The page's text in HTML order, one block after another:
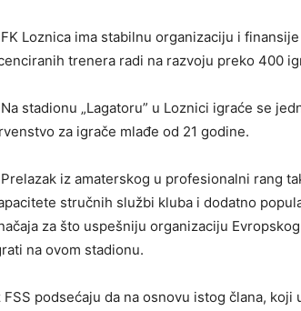
Loznica ima stabilnu organizaciju i
trenera radi na razvoju preko 400
stadionu „Lagatoru” u Loznici igraće se
za igrače mlađe od 21 godine.
iz amaterskog u profesionalni rang
stručnih službi kluba i dodatno
za što uspešniju organizaciju
na ovom stadionu.
FSS podsećaju da na osnovu istog člana,